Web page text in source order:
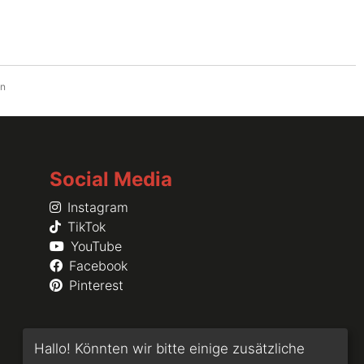
Social Media
Instagram
TikTok
YouTube
Facebook
Pinterest
Hallo! Könnten wir bitte einige zusätzliche